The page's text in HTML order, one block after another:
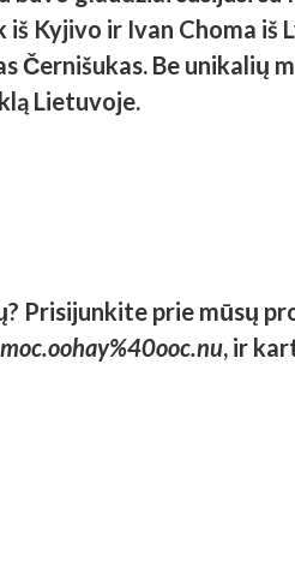
Kyjivo ir Ivan Choma iš
Černišukas. Be unikalių
Lietuvoje.
informacinės
Prisijunkite prie mūsų
moc.oohay%40ooc.nu, ir